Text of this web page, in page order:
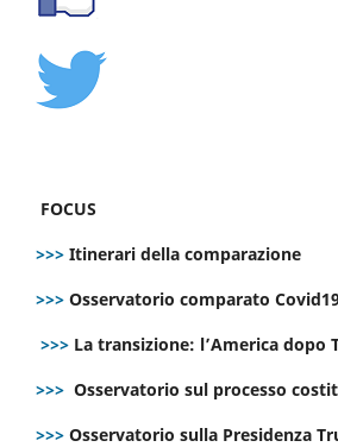
FOCUS
>>> Itinerari della comparazione
>>> Osservatorio comparato
>>> La transizione: l’America dopo
>>> Osservatorio sul processo
>>> Osservatorio sulla Presidenza